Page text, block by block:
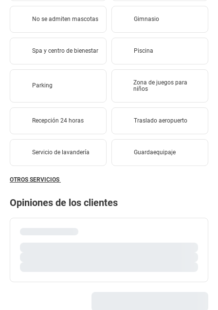
No se admiten mascotas Gimnasio
Spa y centro de bienestar Piscina
Parking
Zona de juegos para
niños
Recepción 24 horas Traslado aeropuerto
Servicio de lavandería Guardaequipaje
OTROS SERVICIOS
Opiniones de los clientes